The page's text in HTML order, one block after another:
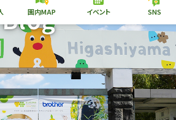
本日の開園情報 チケ
園内MAP イベント
総合案内
動物園 植物園
園内MAP イベント SNS